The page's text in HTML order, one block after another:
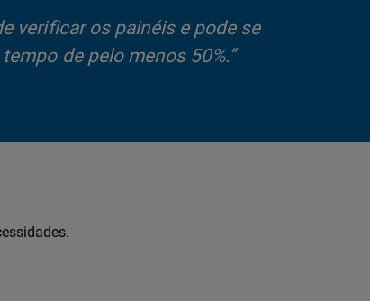
verificar os painéis e pode se
de pelo menos 50%.”